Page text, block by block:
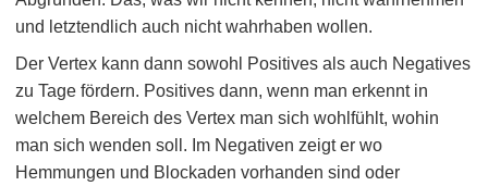
und letztendlich auch nicht wahrhaben wollen.
Der Vertex kann dann sowohl Positives als auch Negatives
zu Tage fördern. Positives dann, wenn man erkennt in
welchem Bereich des Vertex man sich wohlfühlt, wohin
man sich wenden soll. Im Negativen zeigt er wo
Hemmungen und Blockaden vorhanden sind oder